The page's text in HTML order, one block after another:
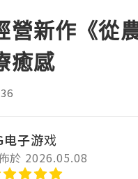
營新作《從
癒感
电子游戏
於 2026.05.08